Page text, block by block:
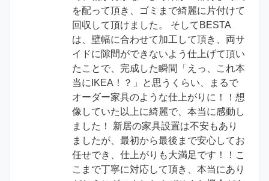
を配って頂き、ゴミまで綺麗に片付けて
回収して頂けました。 そしてBESTA
は、壁幅に合わせて加工して頂き、両サ
イドに隙間ができないよう仕上げて頂い
たことで、完成した瞬間「えっ、これ本
当にIKEA！？」と思うくらい、まるで
オーダー家具のような仕上がりに！！想
像していた以上に綺麗で、本当に感動し
ました！ 新居の家具設置は不安もあり
ましたが、最初から最後まで安心してお
任せでき、仕上がりも大満足です！！こ
こまで丁寧に対応して頂き、本当にあり